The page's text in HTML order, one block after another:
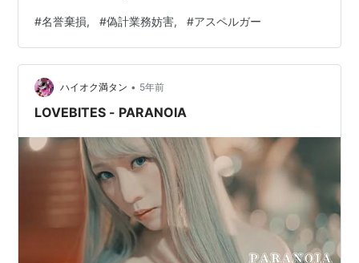
#名誉棄損, #偽計業務妨害, #アスペルガー
ハイオク満タン • 5年前
LOVEBITES - PARANOIA